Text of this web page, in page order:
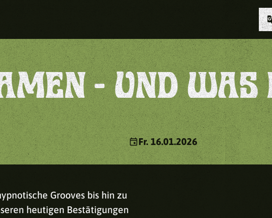
- UND WAS
eventFr. 16.01.2026
Grooves bis hin zu
heutigen Bestätigungen